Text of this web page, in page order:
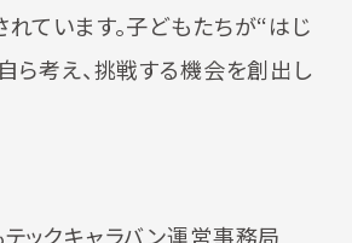
ています。子どもたちが“はじ
ら考え、挑戦する機会を創出し
テックキャラバン運営事務局